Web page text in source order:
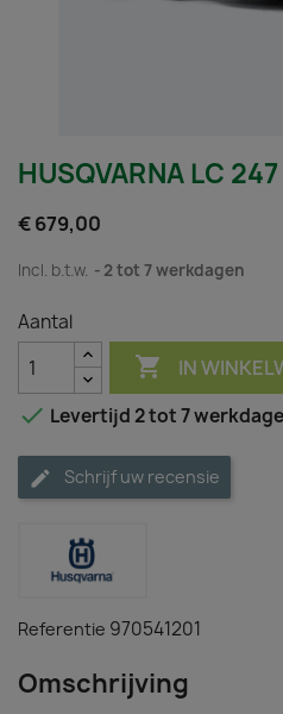
HUSQVARNA LC
€ 679,00
Incl. b.t.w. 2 tot 7 werkdagen
Aantal
 IN
 Levertijd 2 tot 7
Schrijf uw recensie
Referentie 970541201
Omschrijving